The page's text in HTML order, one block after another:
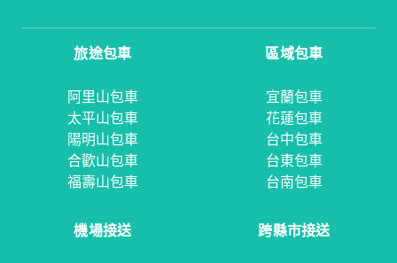
旅途包車
阿里山包車
太平山包車
陽明山包車
合歡山包車
福壽山包車
區域包車
宜蘭包車
花蓮包車
台中包車
台東包車
台南包車
機場接送 跨縣市接送